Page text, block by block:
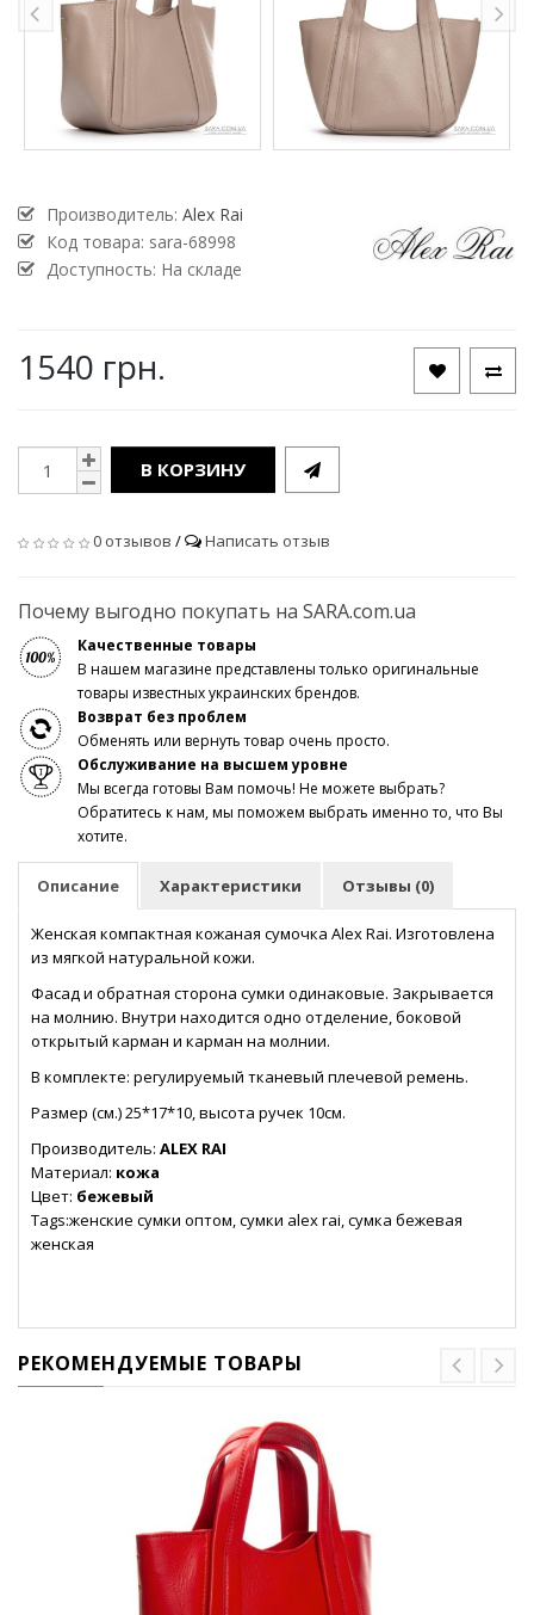
Производитель: Alex Rai
Код товара: sara-68998
Доступность: На складе
1540 грн.
В КОРЗИНУ
0 отзывов / Написать отзыв
Почему выгодно покупать на SARA.com.ua
Качественные товары
В нашем магазине представлены только оригинальные
товары известных украинских брендов.
Возврат без проблем
Обменять или вернуть товар очень просто.
Обслуживание на высшем уровне
Мы всегда готовы Вам помочь! Не можете выбрать?
Обратитесь к нам, мы поможем выбрать именно то, что Вы
хотите.
Описание Характеристики Отзывы (0)
Женская компактная кожаная сумочка Alex Rai. Изготовлена
из мягкой натуральной кожи.
Фасад и обратная сторона сумки одинаковые. Закрывается
на молнию. Внутри находится одно отделение, боковой
открытый карман и карман на молнии.
В комплекте: регулируемый тканевый плечевой ремень.
Размер (см.) 25*17*10, высота ручек 10см.
Производитель: ALEX RAI
Материал: кожа
Цвет: бежевый
Tags:женские сумки оптом, сумки alex rai, сумка бежевая
женская
РЕКОМЕНДУЕМЫЕ ТОВАРЫ